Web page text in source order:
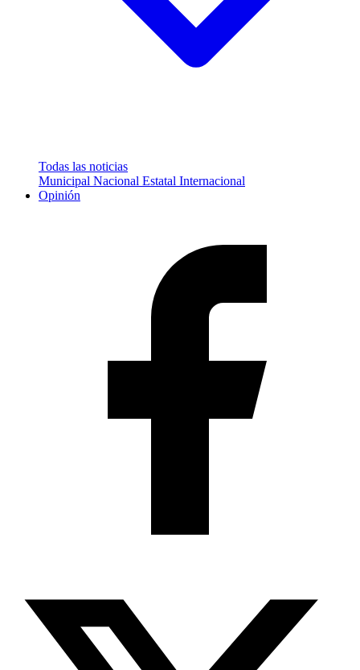
Todas las noticias
Municipal Nacional Estatal Internacional
Opinión